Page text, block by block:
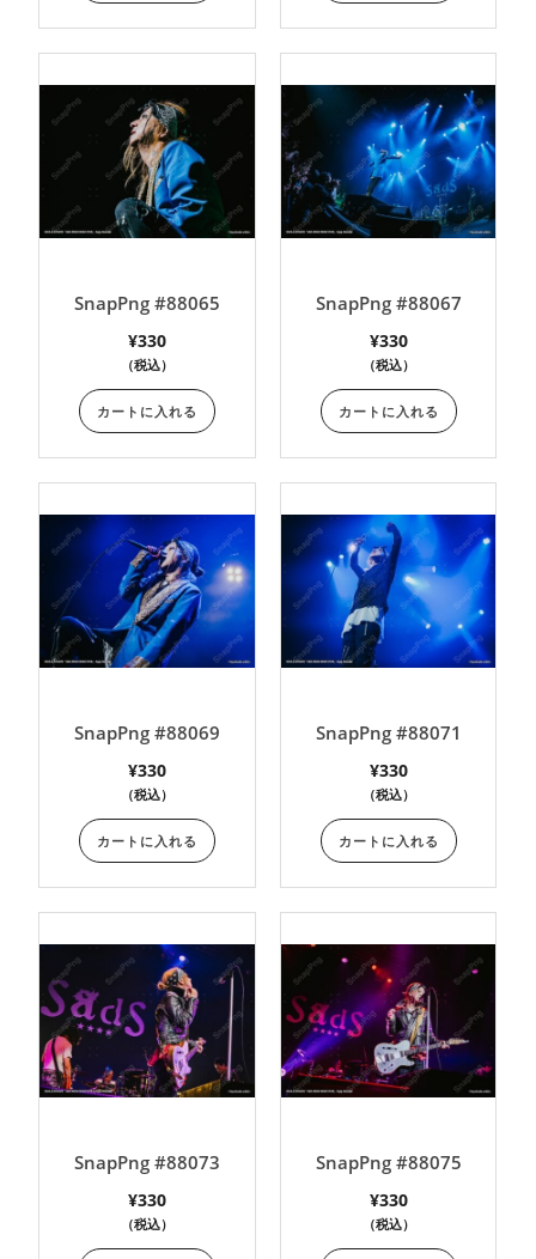
SnapPng #88065
¥330
（税込）
カートに入れる
SnapPng #88067
¥330
（税込）
カートに入れる
SnapPng #88069
¥330
（税込）
カートに入れる
SnapPng #88071
¥330
（税込）
カートに入れる
SnapPng #88073
¥330
（税込）
SnapPng #88075
¥330
（税込）